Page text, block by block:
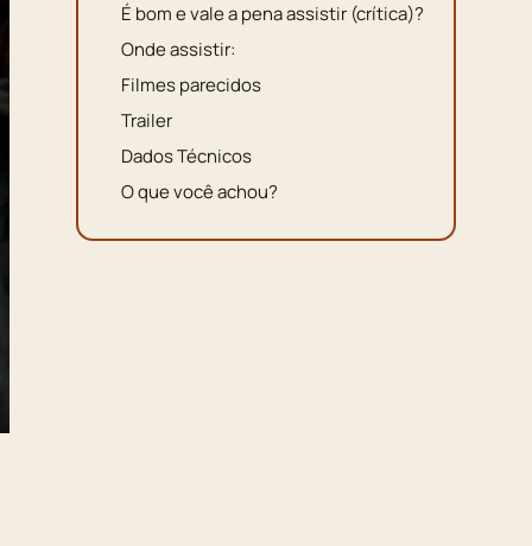
É bom e vale a pena assistir (crítica)?
Onde assistir:
Filmes parecidos
Trailer
Dados Técnicos
O que você achou?